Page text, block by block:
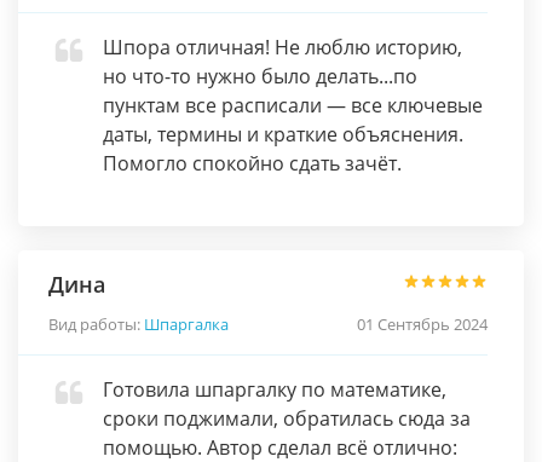
Шпора отличная! Не люблю историю,
но что-то нужно было делать...по
пунктам все расписали — все ключевые
даты, термины и краткие объяснения.
Помогло спокойно сдать зачёт.
Дина
Вид работы: Шпаргалка 01 Сентябрь 2024
Готовила шпаргалку по математике,
сроки поджимали, обратилась сюда за
помощью. Автор сделал всё отлично: